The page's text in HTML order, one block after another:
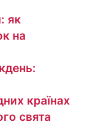
як
на
країнах
свята